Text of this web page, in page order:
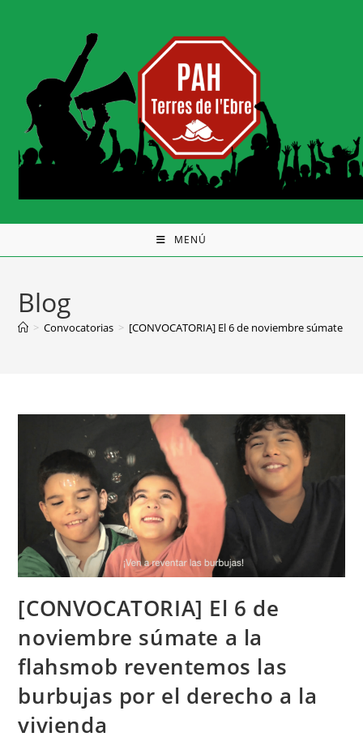
MENÚ
Blog
> Convocatorias > [CONVOCATORIA] El 6 de noviembre súmate
[CONVOCATORIA] El 6 de
noviembre súmate a la
flahsmob reventemos las
burbujas por el derecho a la
vivienda